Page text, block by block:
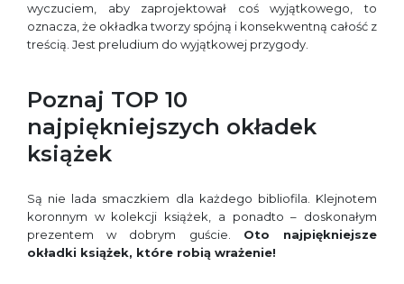
wyczuciem, aby zaprojektował coś wyjątkowego, to
oznacza, że okładka tworzy spójną i konsekwentną całość z
treścią. Jest preludium do wyjątkowej przygody.
Poznaj TOP 10
najpiękniejszych okładek
książek
Są nie lada smaczkiem dla każdego bibliofila. Klejnotem
koronnym w kolekcji książek, a ponadto – doskonałym
prezentem w dobrym guście. Oto najpiękniejsze
okładki książek, które robią wrażenie!